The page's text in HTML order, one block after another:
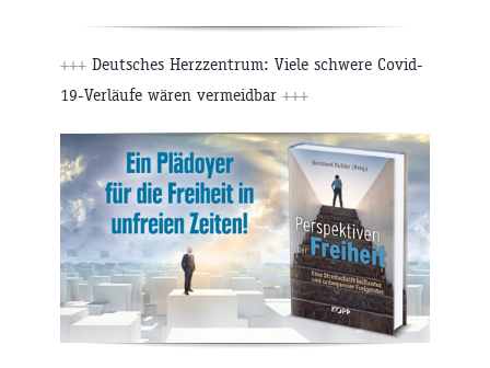
+++ Deutsches Herzzentrum: Viele schwere Covid-
19-Verläufe wären vermeidbar +++